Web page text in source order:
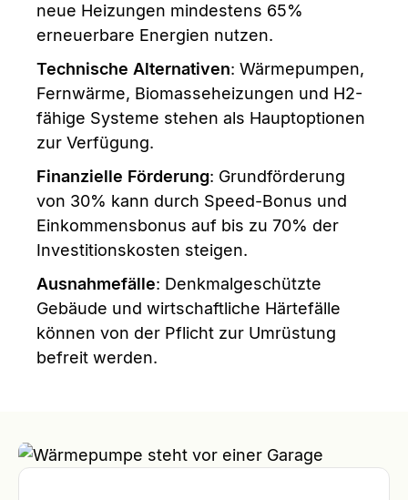
neue Heizungen mindestens 65%
erneuerbare Energien nutzen.
Technische Alternativen: Wärmepumpen,
Fernwärme, Biomasseheizungen und H2-
fähige Systeme stehen als Hauptoptionen
zur Verfügung.
Finanzielle Förderung: Grundförderung
von 30% kann durch Speed-Bonus und
Einkommensbonus auf bis zu 70% der
Investitionskosten steigen.
Ausnahmefälle: Denkmalgeschützte
Gebäude und wirtschaftliche Härtefälle
können von der Pflicht zur Umrüstung
befreit werden.